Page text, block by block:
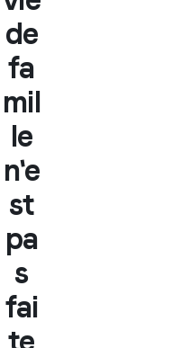
de
fa
mil
le
n'e
st
pa
s
fai